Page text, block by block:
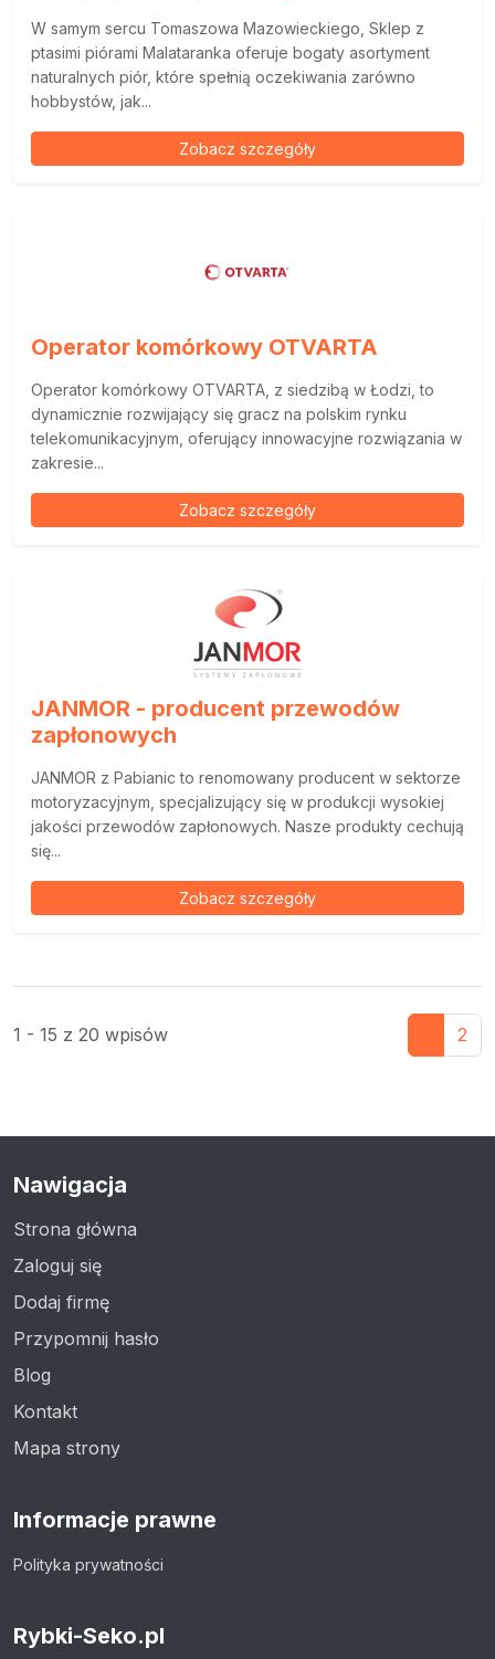
W samym sercu Tomaszowa Mazowieckiego, Sklep z
ptasimi piórami Malataranka oferuje bogaty asortyment
naturalnych piór, które spełnią oczekiwania zarówno
hobbystów, jak...
Zobacz szczegóły
Operator komórkowy OTVARTA
Operator komórkowy OTVARTA, z siedzibą w Łodzi, to
dynamicznie rozwijający się gracz na polskim rynku
telekomunikacyjnym, oferujący innowacyjne rozwiązania w
zakresie...
Zobacz szczegóły
JANMOR - producent przewodów
zapłonowych
JANMOR z Pabianic to renomowany producent w sektorze
motoryzacyjnym, specjalizujący się w produkcji wysokiej
jakości przewodów zapłonowych. Nasze produkty cechują
się...
Zobacz szczegóły
1 - 15 z 20 wpisów 2
Nawigacja
Strona główna
Zaloguj się
Dodaj firmę
Przypomnij hasło
Blog
Kontakt
Mapa strony
Informacje prawne
Polityka prywatności
Rybki-Seko.pl